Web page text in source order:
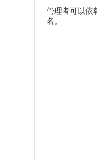
管理者可以依
名。